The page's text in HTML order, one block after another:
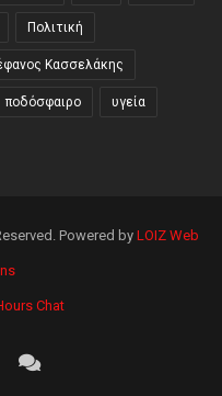
Πολιτική
Κασσελάκης
ποδόσφαιρο υγεία
Powered by LOIZ Web
Chat
Hours